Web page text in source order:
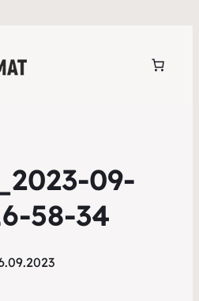
09-
58-34